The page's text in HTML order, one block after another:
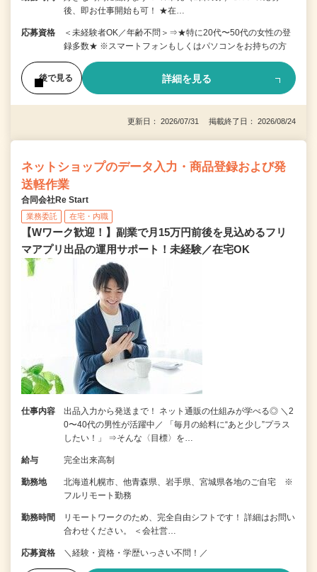
後、即お仕事開始も可！ ★在…
応募資格
＜未経験者OK／年齢不問＞⇒★特に20代〜50代の女性の登
録多数★ ※スマートフォンもしくはパソコンをお持ちの方
後で見る 詳細を見る
更新日： 2026/07/31 掲載終了日： 2026/08/24
ネットショップのデータ入力・商品登録および発
送軽作業
合同会社Re Start
業務委託 在宅・内職
【Wワーク歓迎！】副業で月15万円前後を見込めるフリ
マアプリ出品の運用サポート！未経験／在宅OK
仕事内容
出品入力から発送まで！ ネット通販の仕組みが学べる◎ ＼2
0〜40代の男性が活躍中／ 「毎月の給料に“あと少し”プラス
したい！」 ⇒そんな〈目標〉を…
給与 完全出来高制
勤務地
北海道札幌市、他青森県、岩手県、宮城県各地のご自宅 ※
フルリモート勤務
勤務時間
リモートワークのため、完全自由シフトです！ 詳細はお問い
合わせください。 ＜会社営…
応募資格 ＼経験・資格・学歴いっさい不問！／